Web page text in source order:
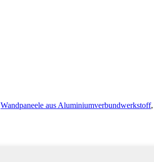
Wandpaneele aus Aluminiumverbundwerkstoff,